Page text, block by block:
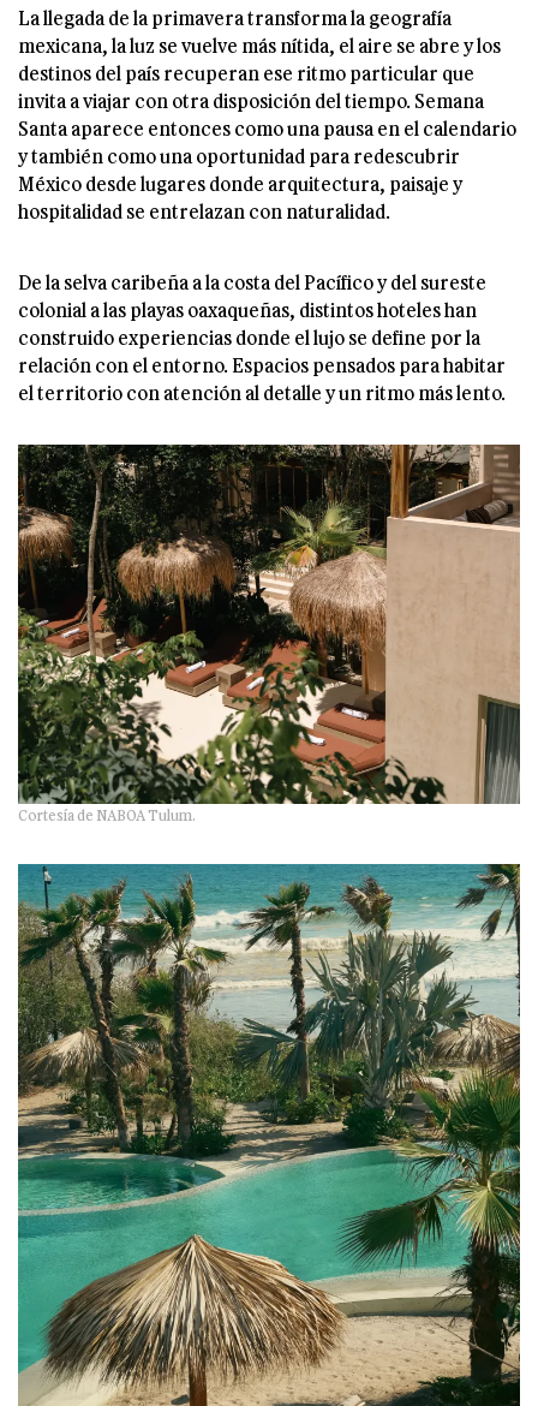
La llegada de la primavera transforma la geografía
mexicana, la luz se vuelve más nítida, el aire se abre y los
destinos del país recuperan ese ritmo particular que
invita a viajar con otra disposición del tiempo. Semana
Santa aparece entonces como una pausa en el calendario
y también como una oportunidad para redescubrir
México desde lugares donde arquitectura, paisaje y
hospitalidad se entrelazan con naturalidad.
De la selva caribeña a la costa del Pacífico y del sureste
colonial a las playas oaxaqueñas, distintos hoteles han
construido experiencias donde el lujo se define por la
relación con el entorno. Espacios pensados para habitar
el territorio con atención al detalle y un ritmo más lento.
Cortesía de NABOA Tulum.